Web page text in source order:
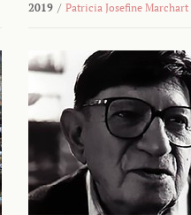
2019 / Patricia Josefine Marchart